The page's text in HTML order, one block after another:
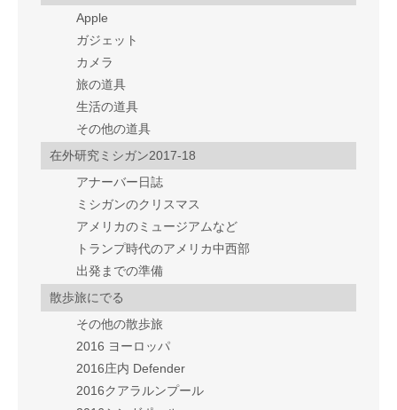
Apple
ガジェット
カメラ
旅の道具
生活の道具
その他の道具
在外研究ミシガン2017-18
アナーバー日誌
ミシガンのクリスマス
アメリカのミュージアムなど
トランプ時代のアメリカ中西部
出発までの準備
散歩旅にでる
その他の散歩旅
2016 ヨーロッパ
2016庄内 Defender
2016クアラルンプール